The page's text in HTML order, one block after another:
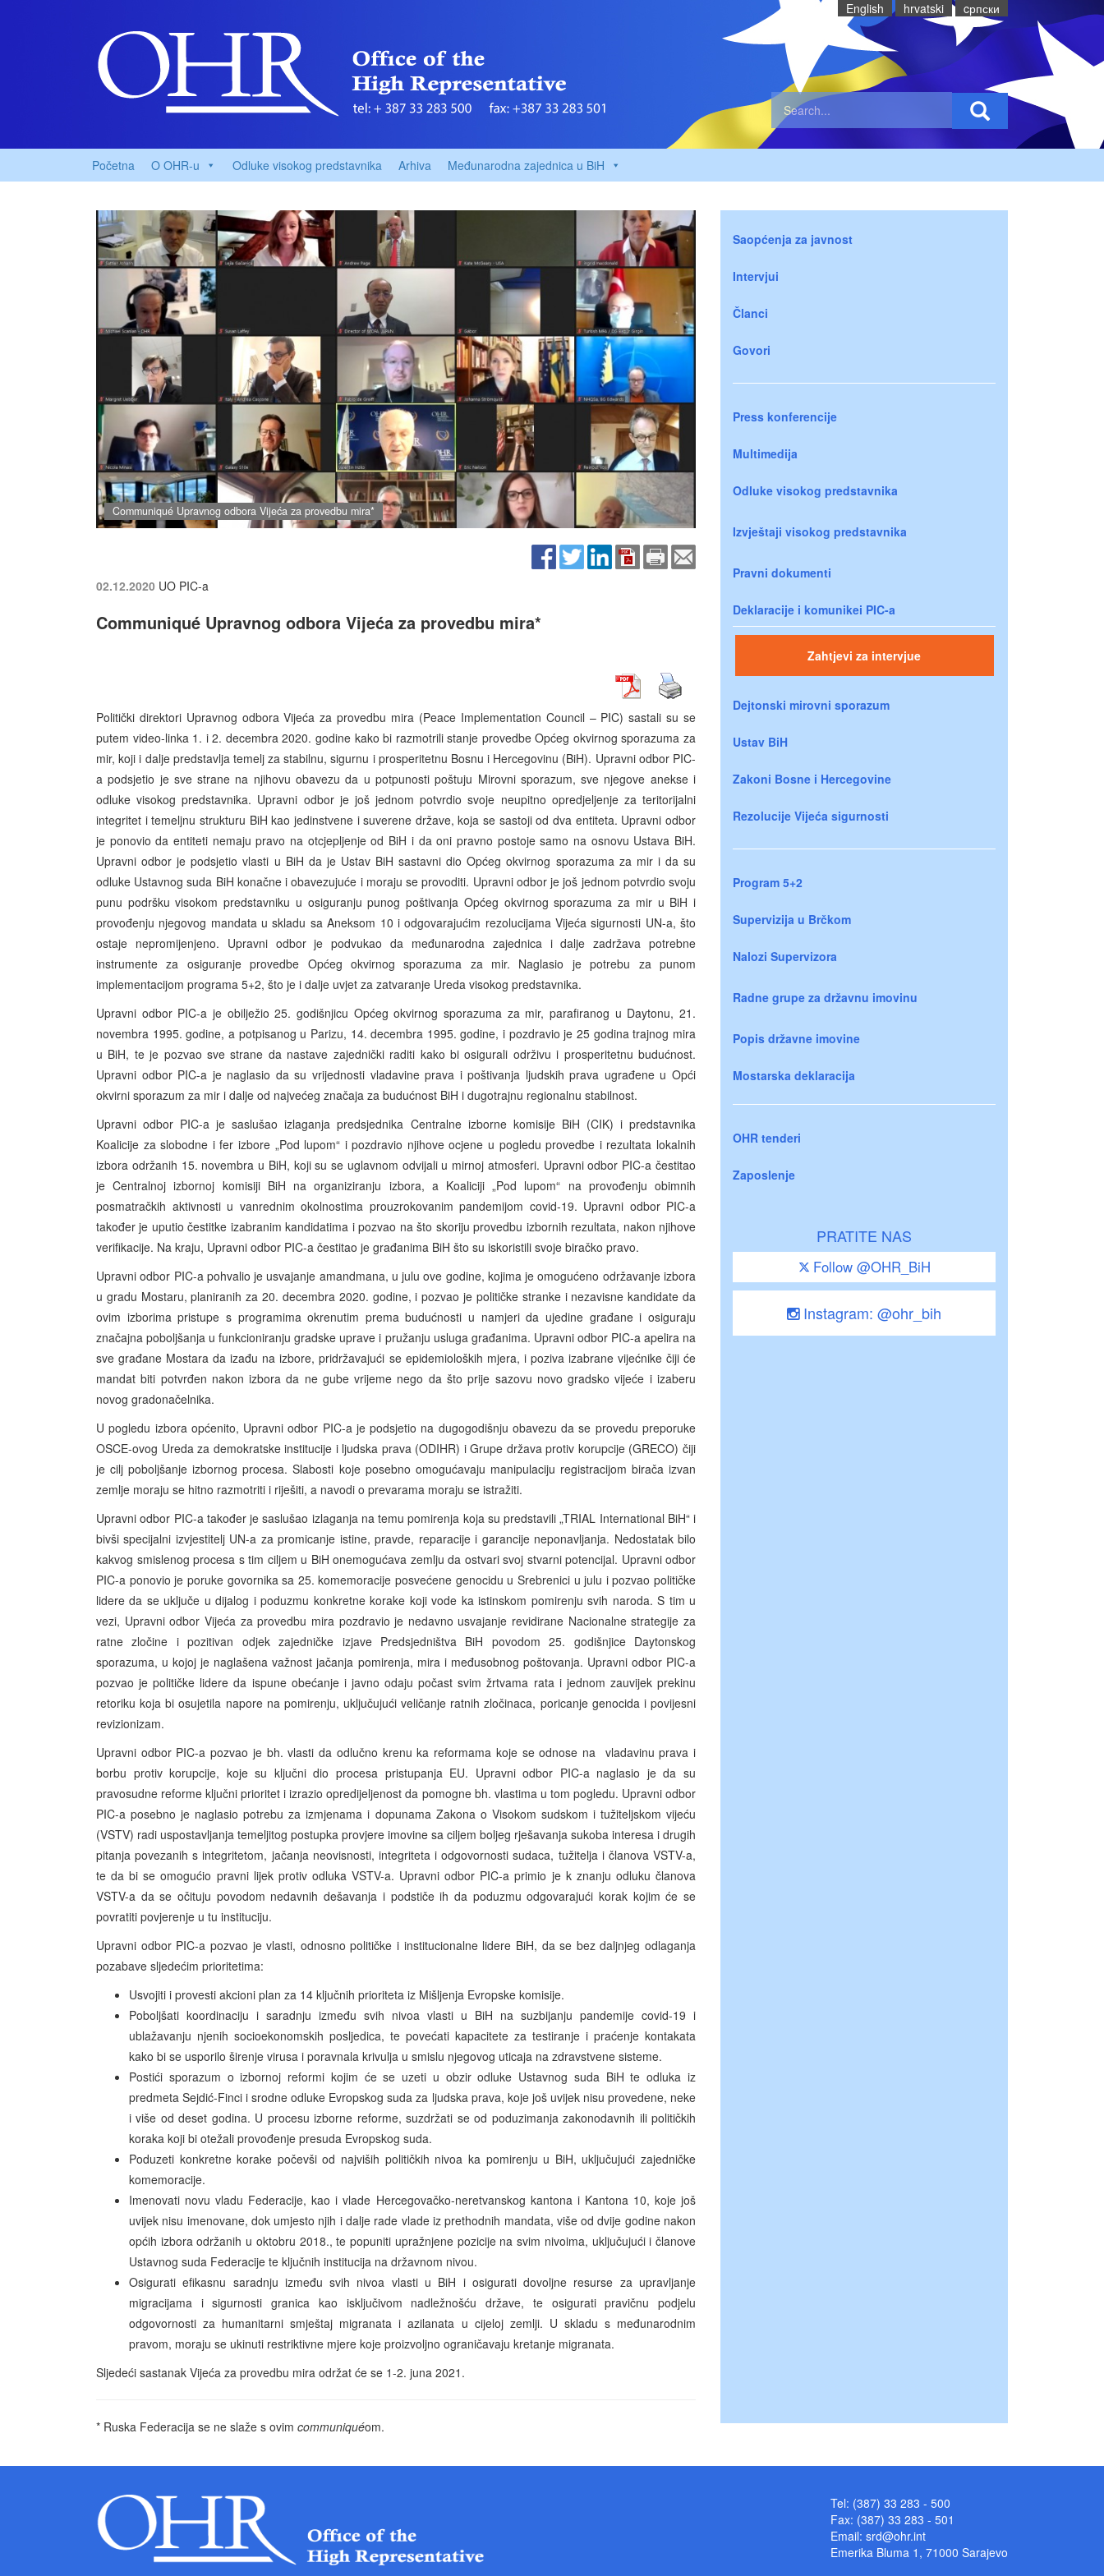
English hrvatski cрпски
Početna O OHR-u Odluke visokog predstavnika Arhiva Međunarodna zajednica u BiH
Communiqué Upravnog odbora Vijeća za provedbu mira*
02.12.2020 UO PIC-a
Communiqué Upravnog odbora Vijeća za provedbu mira*
Politički direktori Upravnog odbora Vijeća za provedbu mira (Peace Implementation Council – PIC) sastali su se
putem video-linka 1. i 2. decembra 2020. godine kako bi razmotrili stanje provedbe Općeg okvirnog sporazuma za
mir, koji i dalje predstavlja temelj za stabilnu, sigurnu i prosperitetnu Bosnu i Hercegovinu (BiH). Upravni odbor PIC-
a podsjetio je sve strane na njihovu obavezu da u potpunosti poštuju Mirovni sporazum, sve njegove anekse i
odluke visokog predstavnika. Upravni odbor je još jednom potvrdio svoje neupitno opredjeljenje za teritorijalni
integritet i temeljnu strukturu BiH kao jedinstvene i suverene države, koja se sastoji od dva entiteta. Upravni odbor
je ponovio da entiteti nemaju pravo na otcjepljenje od BiH i da oni pravno postoje samo na osnovu Ustava BiH.
Upravni odbor je podsjetio vlasti u BiH da je Ustav BiH sastavni dio Općeg okvirnog sporazuma za mir i da su
odluke Ustavnog suda BiH konačne i obavezujuće i moraju se provoditi. Upravni odbor je još jednom potvrdio svoju
punu podršku visokom predstavniku u osiguranju punog poštivanja Općeg okvirnog sporazuma za mir u BiH i
provođenju njegovog mandata u skladu sa Aneksom 10 i odgovarajućim rezolucijama Vijeća sigurnosti UN-a, što
ostaje nepromijenjeno. Upravni odbor je podvukao da međunarodna zajednica i dalje zadržava potrebne
instrumente za osiguranje provedbe Općeg okvirnog sporazuma za mir. Naglasio je potrebu za punom
implementacijom programa 5+2, što je i dalje uvjet za zatvaranje Ureda visokog predstavnika.
Upravni odbor PIC-a je obilježio 25. godišnjicu Općeg okvirnog sporazuma za mir, parafiranog u Daytonu, 21.
novembra 1995. godine, a potpisanog u Parizu, 14. decembra 1995. godine, i pozdravio je 25 godina trajnog mira
u BiH, te je pozvao sve strane da nastave zajednički raditi kako bi osigurali održivu i prosperitetnu budućnost.
Upravni odbor PIC-a je naglasio da su vrijednosti vladavine prava i poštivanja ljudskih prava ugrađene u Opći
okvirni sporazum za mir i dalje od najvećeg značaja za budućnost BiH i dugotrajnu regionalnu stabilnost.
Upravni odbor PIC-a je saslušao izlaganja predsjednika Centralne izborne komisije BiH (CIK) i predstavnika
Koalicije za slobodne i fer izbore „Pod lupom“ i pozdravio njihove ocjene u pogledu provedbe i rezultata lokalnih
izbora održanih 15. novembra u BiH, koji su se uglavnom odvijali u mirnoj atmosferi. Upravni odbor PIC-a čestitao
je Centralnoj izbornoj komisiji BiH na organiziranju izbora, a Koaliciji „Pod lupom“ na provođenju obimnih
posmatračkih aktivnosti u vanrednim okolnostima prouzrokovanim pandemijom covid-19. Upravni odbor PIC-a
također je uputio čestitke izabranim kandidatima i pozvao na što skoriju provedbu izbornih rezultata, nakon njihove
verifikacije. Na kraju, Upravni odbor PIC-a čestitao je građanima BiH što su iskoristili svoje biračko pravo.
Upravni odbor PIC-a pohvalio je usvajanje amandmana, u julu ove godine, kojima je omogućeno održavanje izbora
u gradu Mostaru, planiranih za 20. decembra 2020. godine, i pozvao je političke stranke i nezavisne kandidate da
ovim izborima pristupe s programima okrenutim prema budućnosti u namjeri da ujedine građane i osiguraju
značajna poboljšanja u funkcioniranju gradske uprave i pružanju usluga građanima. Upravni odbor PIC-a apelira na
sve građane Mostara da izađu na izbore, pridržavajući se epidemioloških mjera, i poziva izabrane vijećnike čiji će
mandat biti potvrđen nakon izbora da ne gube vrijeme nego da što prije sazovu novo gradsko vijeće i izaberu
novog gradonačelnika.
U pogledu izbora općenito, Upravni odbor PIC-a je podsjetio na dugogodišnju obavezu da se provedu preporuke
OSCE-ovog Ureda za demokratske institucije i ljudska prava (ODIHR) i Grupe država protiv korupcije (GRECO) čiji
je cilj poboljšanje izbornog procesa. Slabosti koje posebno omogućavaju manipulaciju registracijom birača izvan
zemlje moraju se hitno razmotriti i riješiti, a navodi o prevarama moraju se istražiti.
Upravni odbor PIC-a također je saslušao izlaganja na temu pomirenja koja su predstavili „TRIAL International BiH“ i
bivši specijalni izvjestitelj UN-a za promicanje istine, pravde, reparacije i garancije neponavljanja. Nedostatak bilo
kakvog smislenog procesa s tim ciljem u BiH onemogućava zemlju da ostvari svoj stvarni potencijal. Upravni odbor
PIC-a ponovio je poruke govornika sa 25. komemoracije posvećene genocidu u Srebrenici u julu i pozvao političke
lidere da se uključe u dijalog i poduzmu konkretne korake koji vode ka istinskom pomirenju svih naroda. S tim u
vezi, Upravni odbor Vijeća za provedbu mira pozdravio je nedavno usvajanje revidirane Nacionalne strategije za
ratne zločine i pozitivan odjek zajedničke izjave Predsjedništva BiH povodom 25. godišnjice Daytonskog
sporazuma, u kojoj je naglašena važnost jačanja pomirenja, mira i međusobnog poštovanja. Upravni odbor PIC-a
pozvao je političke lidere da ispune obećanje i javno odaju počast svim žrtvama rata i jednom zauvijek prekinu
retoriku koja bi osujetila napore na pomirenju, uključujući veličanje ratnih zločinaca, poricanje genocida i povijesni
revizionizam.
Upravni odbor PIC-a pozvao je bh. vlasti da odlučno krenu ka reformama koje se odnose na vladavinu prava i
borbu protiv korupcije, koje su ključni dio procesa pristupanja EU. Upravni odbor PIC-a naglasio je da su
pravosudne reforme ključni prioritet i izrazio opredijeljenost da pomogne bh. vlastima u tom pogledu. Upravni odbor
PIC-a posebno je naglasio potrebu za izmjenama i dopunama Zakona o Visokom sudskom i tužiteljskom vijeću
(VSTV) radi uspostavljanja temeljitog postupka provjere imovine sa ciljem boljeg rješavanja sukoba interesa i drugih
pitanja povezanih s integritetom, jačanja neovisnosti, integriteta i odgovornosti sudaca, tužitelja i članova VSTV-a,
te da bi se omogućio pravni lijek protiv odluka VSTV-a. Upravni odbor PIC-a primio je k znanju odluku članova
VSTV-a da se očituju povodom nedavnih dešavanja i podstiče ih da poduzmu odgovarajući korak kojim će se
povratiti povjerenje u tu instituciju.
Upravni odbor PIC-a pozvao je vlasti, odnosno političke i institucionalne lidere BiH, da se bez daljnjeg odlaganja
pozabave sljedećim prioritetima:
Usvojiti i provesti akcioni plan za 14 ključnih prioriteta iz Mišljenja Evropske komisije.
Poboljšati koordinaciju i saradnju između svih nivoa vlasti u BiH na suzbijanju pandemije covid-19 i
ublažavanju njenih socioekonomskih posljedica, te povećati kapacitete za testiranje i praćenje kontakata
kako bi se usporilo širenje virusa i poravnala krivulja u smislu njegovog uticaja na zdravstvene sisteme.
Postići sporazum o izbornoj reformi kojim će se uzeti u obzir odluke Ustavnog suda BiH te odluka iz
predmeta Sejdić-Finci i srodne odluke Evropskog suda za ljudska prava, koje još uvijek nisu provedene, neke
i više od deset godina. U procesu izborne reforme, suzdržati se od poduzimanja zakonodavnih ili političkih
koraka koji bi otežali provođenje presuda Evropskog suda.
Poduzeti konkretne korake počevši od najviših političkih nivoa ka pomirenju u BiH, uključujući zajedničke
komemoracije.
Imenovati novu vladu Federacije, kao i vlade Hercegovačko-neretvanskog kantona i Kantona 10, koje još
uvijek nisu imenovane, dok umjesto njih i dalje rade vlade iz prethodnih mandata, više od dvije godine nakon
općih izbora održanih u oktobru 2018., te popuniti upražnjene pozicije na svim nivoima, uključujući i članove
Ustavnog suda Federacije te ključnih institucija na državnom nivou.
Osigurati efikasnu saradnju između svih nivoa vlasti u BiH i osigurati dovoljne resurse za upravljanje
migracijama i sigurnosti granica kao isključivom nadležnošću države, te osigurati pravičnu podjelu
odgovornosti za humanitarni smještaj migranata i azilanata u cijeloj zemlji. U skladu s međunarodnim
pravom, moraju se ukinuti restriktivne mjere koje proizvoljno ograničavaju kretanje migranata.
Sljedeći sastanak Vijeća za provedbu mira održat će se 1-2. juna 2021.
* Ruska Federacija se ne slaže s ovim communiquéom.
Saopćenja za javnost
Intervjui
Članci
Govori
Press konferencije
Multimedija
Odluke visokog predstavnika
Izvještaji visokog predstavnika
Pravni dokumenti
Deklaracije i komunikei PIC-a
Zahtjevi za intervjue
Dejtonski mirovni sporazum
Ustav BiH
Zakoni Bosne i Hercegovine
Rezolucije Vijeća sigurnosti
Program 5+2
Supervizija u Brčkom
Nalozi Supervizora
Radne grupe za državnu imovinu
Popis državne imovine
Mostarska deklaracija
OHR tenderi
Zaposlenje
PRATITE NAS
Follow @OHR_BiH
Instagram: @ohr_bih
Tel: (387) 33 283 - 500
Fax: (387) 33 283 - 501
Email: srd@ohr.int
Emerika Bluma 1, 71000 Sarajevo